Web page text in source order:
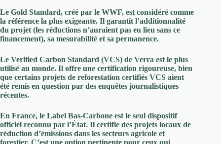
Le Gold Standard, créé par le WWF, est considéré comme
la référence la plus exigeante. Il garantit l’additionnalité
du projet (les réductions n’auraient pas eu lieu sans ce
financement), sa mesurabilité et sa permanence.
Le Verified Carbon Standard (VCS) de Verra est le plus
utilisé au monde. Il offre une certification rigoureuse, bien
que certains projets de reforestation certifiés VCS aient
été remis en question par des enquêtes journalistiques
récentes.
En France, le Label Bas-Carbone est le seul dispositif
officiel reconnu par l’État. Il certifie des projets locaux de
réduction d’émissions dans les secteurs agricole et